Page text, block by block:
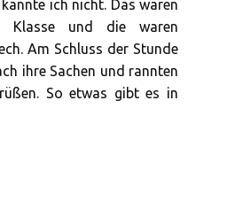
ich nicht. Das waren
Klasse und die waren
Am Schluss der Stunde
ihre Sachen und rannten
So etwas gibt es in